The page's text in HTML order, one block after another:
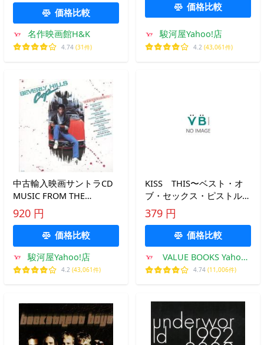
価格比較
名作映画館H&K
4.74 (31件)
価格比較
駿河屋Yahoo!店
4.2 (43,061件)
中古輸入映画サントラCD
MUSIC FROM THE
MOTION PICTURE
SOUNDTRACK_BEVERLY
HILLS COP[輸入盤]
920 円
価格比較
駿河屋Yahoo!店
4.2 (43,061件)
KISS THIS〜ベスト・オ
ブ・セックス・ピストル
ズ〜/ＣＤ/VJCP-28132 中古
379 円
価格比較
VALUE BOOKS Yahoo!
店
4.74 (11,006件)